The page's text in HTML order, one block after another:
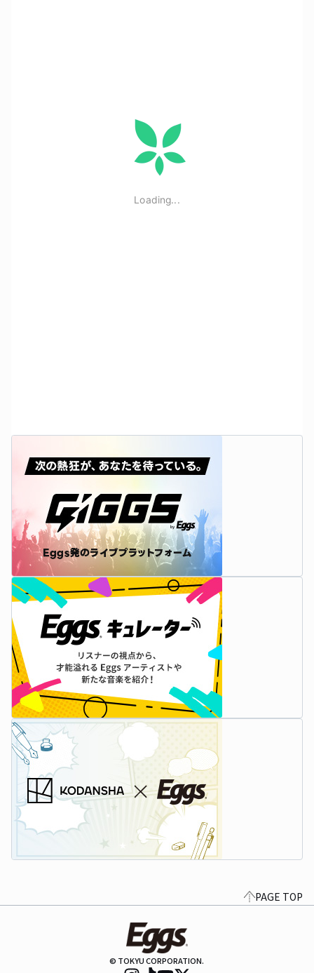
PAGE TOP
© TOKYU CORPORATION.